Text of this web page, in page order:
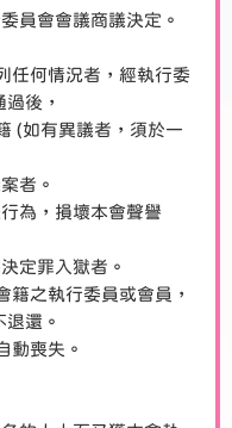
會議商議決定。
情況者，經執行委
後，
有異議者，須於一
。
，損壞本會聲譽
罪入獄者。
執行委員或會員，
還。
失。